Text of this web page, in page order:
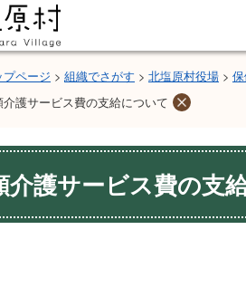
プページ > 組織でさがす > 北塩原村役場 >
介護サービス費の支給について
介護サービス費の支